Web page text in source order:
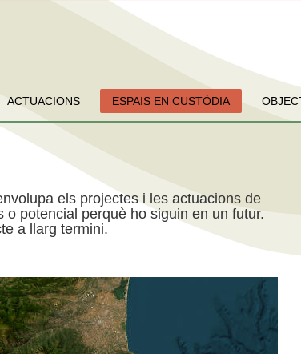
ACTUACIONS ESPAIS EN CUSTÒDIA
els projectes i les actuacions de
potencial perquè ho siguin en un futur.
a llarg termini.